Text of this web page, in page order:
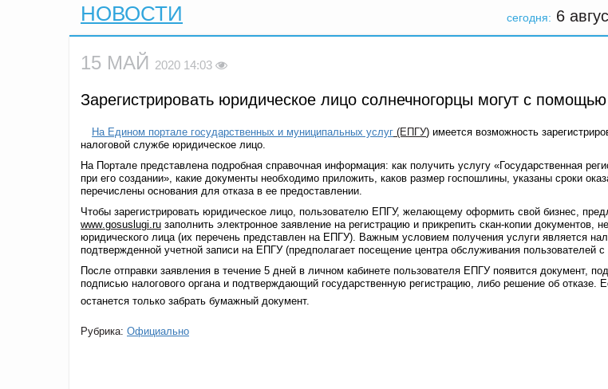
сегодня: 6
НОВОСТИ
15 МАЙ 2020 14:03
Зарегистрировать юридическое лицо солнечногорцы могут с помощью
На Едином портале государственных и муниципальных услуг (ЕПГУ) имеется возможность
налоговой службе юридическое лицо.
На Портале представлена подробная справочная информация: как получить услугу «Государственная
при его создании», какие документы необходимо приложить, каков размер госпошлины, указаны сроки
перечислены основания для отказа в ее предоставлении.
Чтобы зарегистрировать юридическое лицо, пользователю ЕПГУ, желающему оформить свой бизнес,
www. gosuslugi ru заполнить электронное заявление на регистрацию и прикрепить скан-копии документов,
юридического лица (их перечень представлен на ЕПГУ). Важным условием получения услуги является
подтвержденной учетной записи на ЕПГУ (предполагает посещение центра обслуживания пользователей
После отправки заявления в течение 5 дней в личном кабинете пользователя ЕПГУ появится документ,
подписью налогового органа и подтверждающий государственную регистрацию, либо решение об отказе.
останется только забрать бумажный документ.
Рубрика: Официально